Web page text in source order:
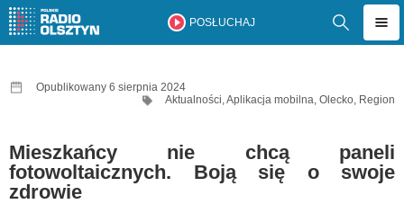
POSŁUCHAJ
Opublikowany 6 sierpnia 2024
Aktualności,Aplikacja mobilna, Olecko, Region
Mieszkańcy nie chcą paneli
fotowoltaicznych. Boją się o swoje
zdrowie